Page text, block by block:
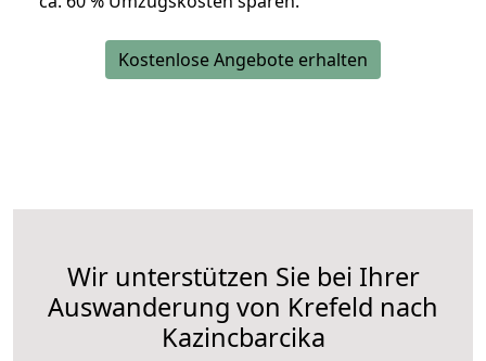
Kostenlose Angebote erhalten
Wir unterstützen Sie bei Ihrer
Auswanderung von Krefeld nach
Kazincbarcika